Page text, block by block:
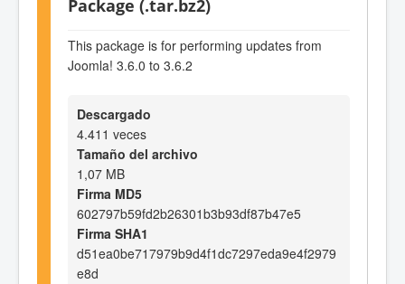
Package (.tar.bz2)
This package is for performing updates from
Joomla! 3.6.0 to 3.6.2
Descargado
4.411 veces
Tamaño del archivo
1,07 MB
Firma MD5
602797b59fd2b26301b3b93df87b47e5
Firma SHA1
d51ea0be717979b9d4f1dc7297eda9e4f2979
e8d